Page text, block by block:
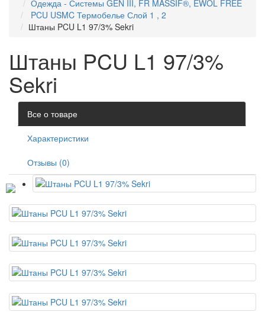
Одежда - Системы GEN III, FR MASSIF®, EWOL FREE
PCU USMC Термобелье Слой 1 , 2
Штаны PCU L1 97/3% Sekri
Штаны PCU L1 97/3%
Sekri
Все о товаре
Характеристики
Отзывы (0)